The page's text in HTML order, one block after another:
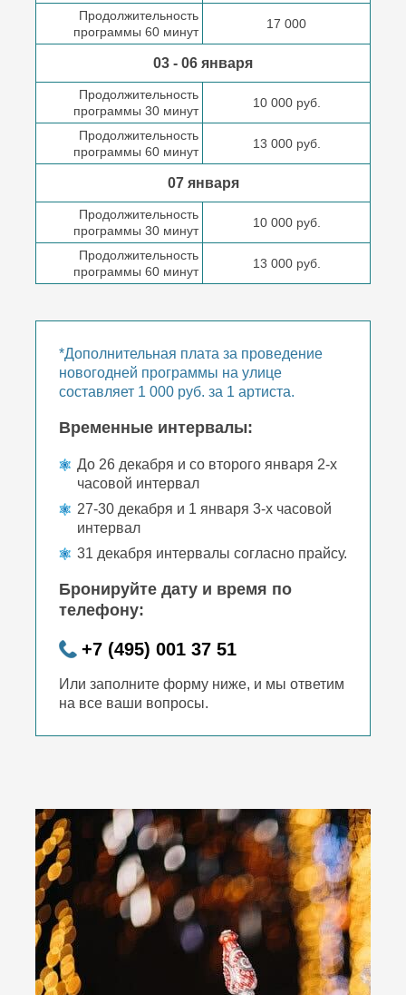
Продолжительность
программы 60 минут
17 000
03 - 06 января
Продолжительность
программы 30 минут
10 000 руб.
Продолжительность
программы 60 минут
13 000 руб.
07 января
Продолжительность
программы 30 минут
10 000 руб.
Продолжительность
программы 60 минут
13 000 руб.
*Дополнительная плата за проведение
новогодней программы на улице
составляет 1 000 руб. за 1 артиста.
Временные интервалы:
До 26 декабря и со второго января 2-х
часовой интервал
27-30 декабря и 1 января 3-х часовой
интервал
31 декабря интервалы согласно прайсу.
Бронируйте дату и время по
телефону:
+7 (495) 001 37 51
Или заполните форму ниже, и мы ответим
на все ваши вопросы.